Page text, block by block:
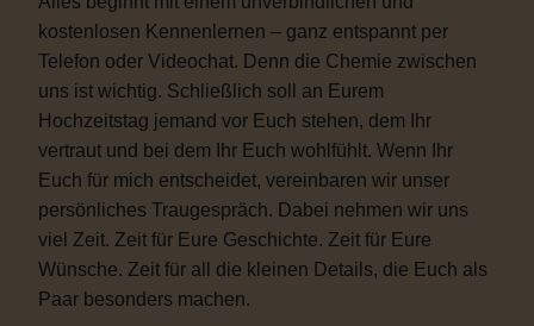
kostenlosen Kennenlernen – ganz entspannt per
Telefon oder Videochat. Denn die Chemie zwischen
uns ist wichtig. Schließlich soll an Eurem
Hochzeitstag jemand vor Euch stehen, dem Ihr
vertraut und bei dem Ihr Euch wohlfühlt. Wenn Ihr
Euch für mich entscheidet, vereinbaren wir unser
persönliches Traugespräch. Dabei nehmen wir uns
viel Zeit. Zeit für Eure Geschichte. Zeit für Eure
Wünsche. Zeit für all die kleinen Details, die Euch als
Paar besonders machen.